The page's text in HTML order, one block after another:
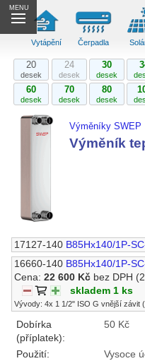
MENU
Vytápění Čerpadla
20
desek
24
desek
30
desek
60
desek
70
desek
80
desek
Výměníky SWEP
Výměník
17127-140 B85Hx140/1P-
16660-140 B85Hx140/1P-
Cena:22 600 Kč bez DPH
skladem 1 ks
Vývody: 4x 1 1/2" ISO G vnější závit
Dobírka
(příplatek):
50 Kč
Použití:
Vysoce